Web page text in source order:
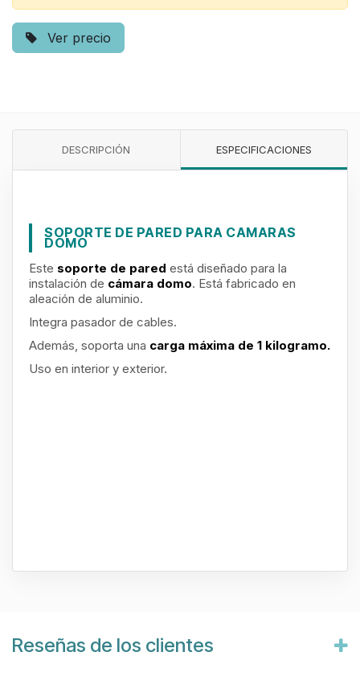
Ver precio
DESCRIPCIÓN ESPECIFICACIONES
SOPORTE DE PARED PARA CAMARAS
DOMO
Este soporte de pared está diseñado para la
instalación de cámara domo. Está fabricado en
aleación de aluminio.
Integra pasador de cables.
Además, soporta una carga máxima de 1 kilogramo.
Uso en interior y exterior.
Reseñas de los clientes